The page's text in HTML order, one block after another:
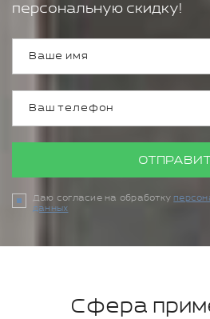
персональную скидку!
Даю согласие на обработку
данных
Сфера